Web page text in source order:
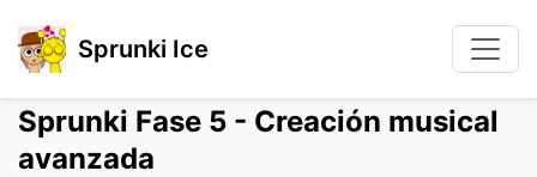
Sprunki Ice
Sprunki Fase 5 - Creación musical
avanzada